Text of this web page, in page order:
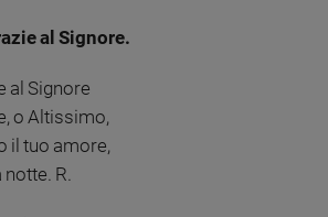
al Signore.
al Signore
o Altissimo,
il tuo amore,
notte. R.